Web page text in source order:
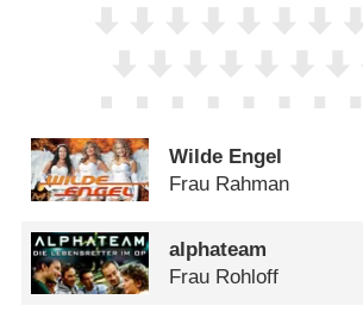
Wilde Engel
Frau Rahman
alphateam
Frau Rohloff